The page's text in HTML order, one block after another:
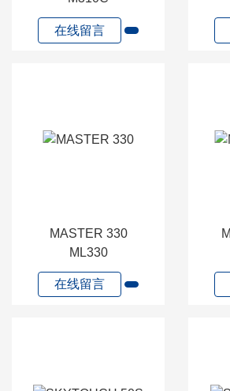
在线留言
MASTER 330
ML330
在线留言